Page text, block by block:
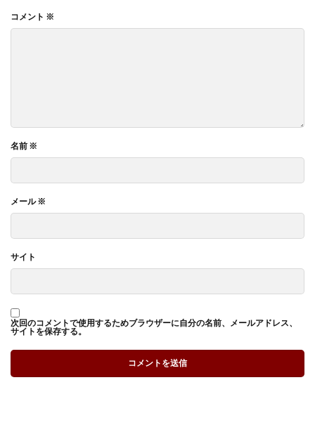
コメント ※
名前 ※
メール※
サイト
次回のコメントで使用するためブラウザーに自分の名前、メールアドレス、
サイトを保存する。